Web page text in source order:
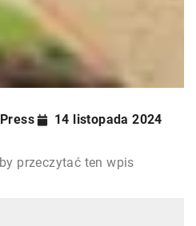
14 listopada 2024
przeczytać ten wpis